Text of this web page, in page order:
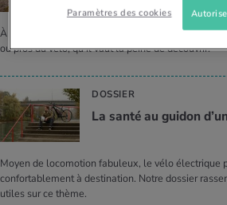
À plat ou par monts et par vaux: iMpuls présente
ou pros du vélo, qu’il vaut la peine de découvrir.
DOSSIER
La santé au gui­don
Moyen de locomotion fabuleux, le vélo électrique
confortablement à destination. Notre dossier
utiles sur ce thème.
Paramètres des cookies